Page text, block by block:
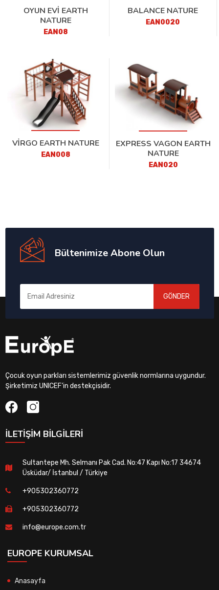
OYUN EVİ EARTH
NATURE
EAN08
BALANCE NATURE
EAN0020
VİRGO EARTH NATURE
EAN008
EXPRESS VAGON EARTH
NATURE
EAN020
Bültenimize Abone Olun
GÖNDER
Çocuk oyun parkları sistemlerimiz güvenlik normlarına uygundur.
Şirketimiz UNICEF'in destekçisidir.
İLETIŞIM BILGILERI
Sultantepe Mh. Selmanı Pak Cad. No:47 Kapı No:17 34674
Üsküdar/ İstanbul / Türkiye
+905302360772
+905302360772
info@europe.com.tr
EUROPE KURUMSAL
Anasayfa